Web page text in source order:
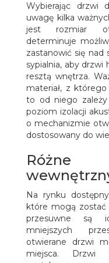
Wybierając drzwi
uwagę kilka
jest rozmiar
determinuje
zastanowić się
sypialnia, aby drzwi
resztą wnętrza.
materiał, z
to od niego zależy
poziom izolacji
o mechanizmie
dostosowany do
Na rynku
które mogą zostać
przesuwne są
mniejszych
otwierane drzwi
miejsca. Drzwi